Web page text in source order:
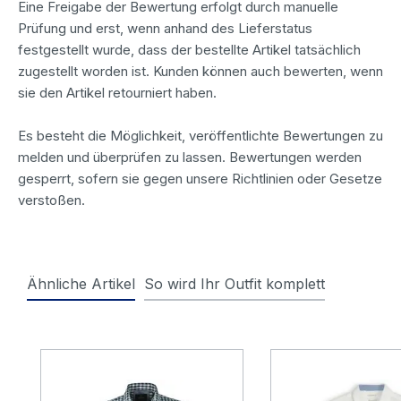
Eine Freigabe der Bewertung erfolgt durch manuelle
Prüfung und erst, wenn anhand des Lieferstatus
festgestellt wurde, dass der bestellte Artikel tatsächlich
zugestellt worden ist. Kunden können auch bewerten, wenn
sie den Artikel retourniert haben.
Es besteht die Möglichkeit, veröffentlichte Bewertungen zu
melden und überprüfen zu lassen. Bewertungen werden
gesperrt, sofern sie gegen unsere Richtlinien oder Gesetze
verstoßen.
Ähnliche Artikel So wird Ihr Outfit komplett